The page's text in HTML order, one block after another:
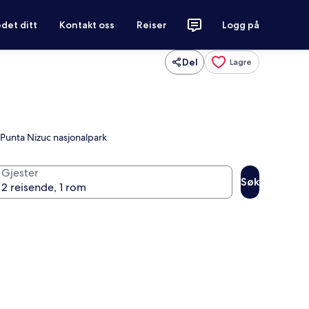
ditt Kontakt oss Reiser Logg på
Del Lagre
Nizuc nasjonalpark
Gjester
Søk